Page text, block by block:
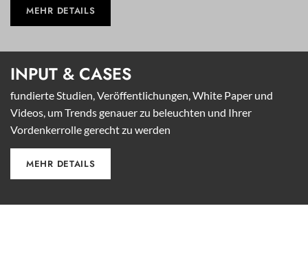
MEHR DETAILS
INPUT & CASES
fundierte Studien, Veröffentlichungen, White Paper und
Videos, um Trends genauer zu beleuchten und Ihrer
Vordenkerrolle gerecht zu werden
MEHR DETAILS